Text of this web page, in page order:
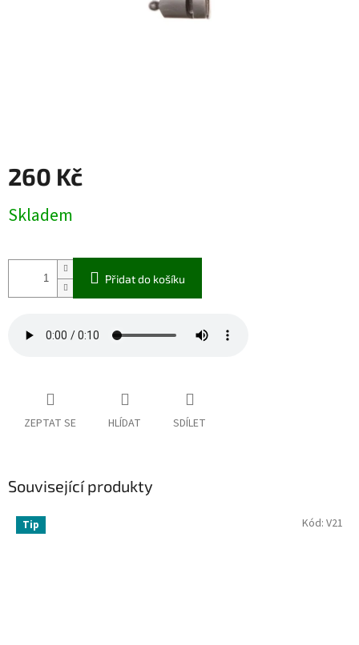
260 Kč
cena:
Skladem
Přidat do košíku
ZEPTAT SE HLÍDAT SDÍLET
Související produkty
Tip Kód: V21